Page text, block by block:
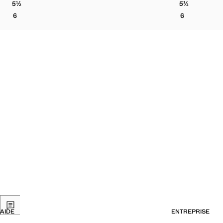
5½BOTTINES EN CUIR BOVIN À LACETS
6BOTTINES EN CUIR BOVIN À LACETS
5½BOTTINES
6BOTTINES
AIDE ENTREPRISE